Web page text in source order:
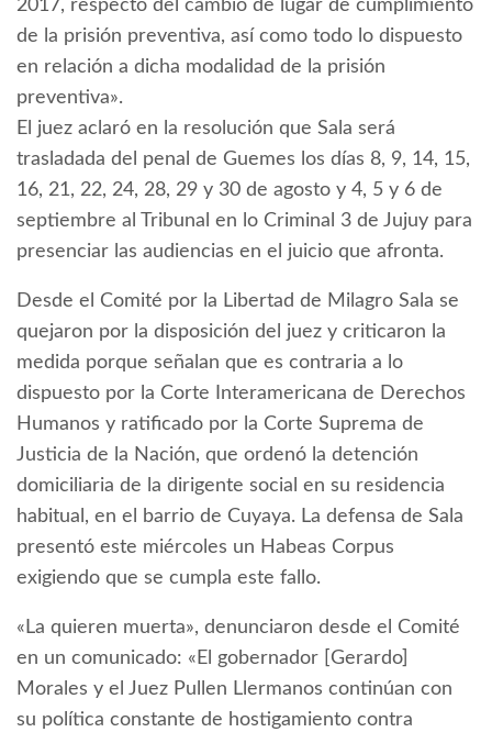
2017, respecto del cambio de lugar de cumplimiento
de la prisión preven­tiva, así como todo lo dispuesto
en relación a dicha modalidad de la prisión
preventiva».
El juez aclaró en la resolución que Sala será
trasladada del penal de Guemes los días 8, 9, 14, 15,
16, 21, 22, 24, 28, 29 y 30 de agosto y 4, 5 y 6 de
septiembre al Tribunal en lo Criminal 3 de Jujuy para
presenciar las audiencias en el juicio que afronta.
Desde el Comité por la Libertad de Milagro Sala se
quejaron por la disposición del juez y criticaron la
medida porque señalan que es contraria a lo
dispuesto por la Corte Interamericana de Derechos
Humanos y ratificado por la Corte Suprema de
Justicia de la Nación, que ordenó la detención
domiciliaria de la dirigente social en su residencia
habitual, en el barrio de Cuyaya. La defensa de Sala
presentó este miércoles un Habeas Corpus
exigiendo que se cumpla este fallo.
«La quieren muerta», denunciaron desde el Comité
en un comunicado: «El gobernador [Gerardo]
Morales y el Juez Pullen Llermanos continúan con
su política constante de hostigamiento contra